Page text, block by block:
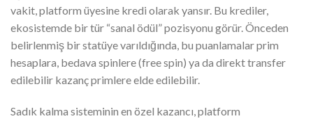
vakit, platform üyesine kredi olarak yansır. Bu krediler,
ekosistemde bir tür “sanal ödül” pozisyonu görür. Önceden
belirlenmiş bir statüye varıldığında, bu puanlamalar prim
hesaplara, bedava spinlere (free spin) ya da direkt transfer
edilebilir kazanç primlere elde edilebilir.
Sadık kalma sisteminin en özel kazancı, platform